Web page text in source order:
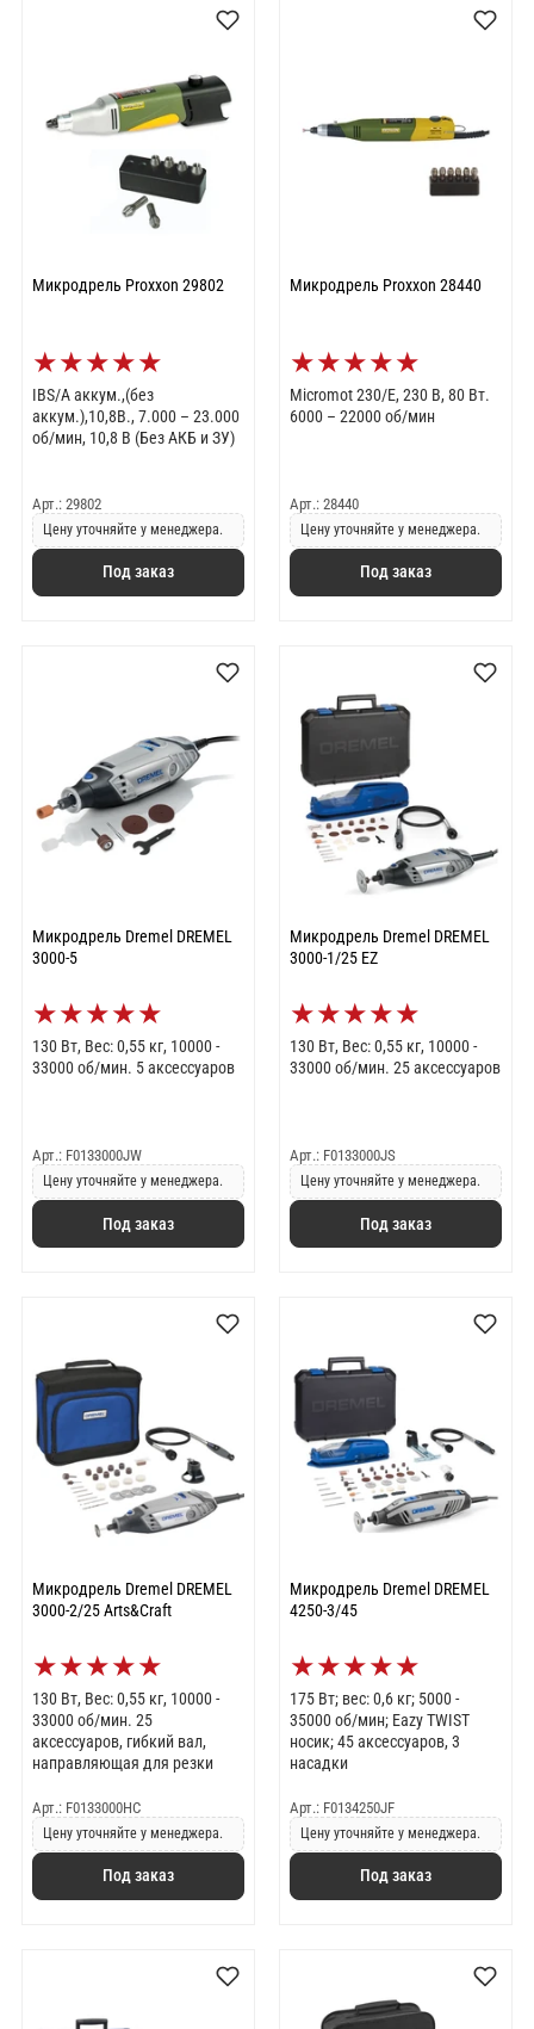
Микродрель Proxxon 29802
★★★★★
IBS/A аккум.,(без
аккум.),10,8В., 7.000 – 23.000
об/мин, 10,8 В (Без АКБ и ЗУ)
Арт.: 29802
Цену уточняйте у менеджера.
Под заказ
Микродрель Proxxon 28440
★★★★★
Micromot 230/E, 230 В, 80 Вт.
6000 – 22000 об/мин
Арт.: 28440
Цену уточняйте у менеджера.
Под заказ
Микродрель Dremel DREMEL
3000-5
★★★★★
130 Вт, Вес: 0,55 кг, 10000 -
33000 об/мин. 5 аксессуаров
Арт.: F0133000JW
Цену уточняйте у менеджера.
Под заказ
Микродрель Dremel DREMEL
3000-1/25 EZ
★★★★★
130 Вт, Вес: 0,55 кг, 10000 -
33000 об/мин. 25 аксессуаров
Арт.: F0133000JS
Цену уточняйте у менеджера.
Под заказ
Микродрель Dremel DREMEL
3000-2/25 Arts&Craft
★★★★★
130 Вт, Вес: 0,55 кг, 10000 -
33000 об/мин. 25
аксессуаров, гибкий вал,
направляющая для резки
Арт.: F0133000HC
Цену уточняйте у менеджера.
Под заказ
Микродрель Dremel DREMEL
4250-3/45
★★★★★
175 Вт; вес: 0,6 кг; 5000 -
35000 об/мин; Eazy TWIST
носик; 45 аксессуаров, 3
насадки
Арт.: F0134250JF
Цену уточняйте у менеджера.
Под заказ